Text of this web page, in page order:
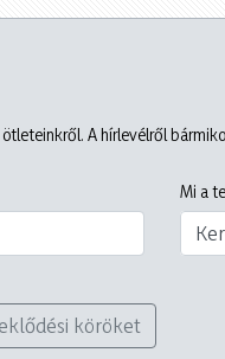
A hírlevélről
Mi a
köröket